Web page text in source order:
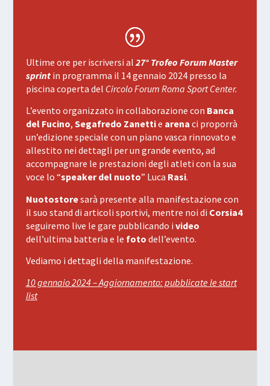
Ultime ore per iscriversi al 27° Trofeo Forum Master
sprintin programma il 14 gennaio 2024 presso la
piscina coperta del Circolo Forum Roma Sport Center.
L’evento organizzato in collaborazione con Banca
del Fucino, Segafredo Zanettie arena ci proporrà
un’edizione speciale con un piano vasca rinnovato e
allestito nei dettagli per un grande evento, ad
accompagnare le prestazioni degli atleti con la sua
voce lo “speaker del nuoto” Luca Rasi.
Nuotostoresarà presente alla manifestazione con
il suo stand di articoli sportivi, mentre noi di Corsia4
seguiremo live le gare pubblicando i video
dell’ultima batteria e le foto dell’evento.
Vediamo i dettagli della manifestazione.
10 gennaio 2024 – Aggiornamento: pubblicate le start
list